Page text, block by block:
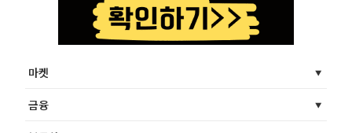
마켓
금융